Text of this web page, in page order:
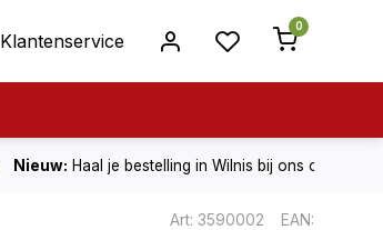
Klantenservice
0
Nieuw: Haal je bestelling in Wilnis bij ons op!
Art: 3590002 EAN: